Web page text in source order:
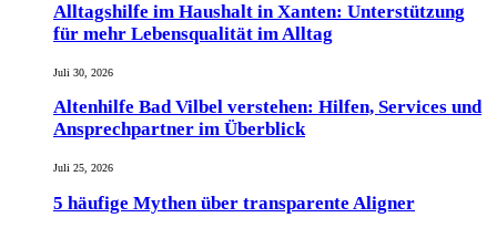
Alltagshilfe im Haushalt in Xanten: Unterstützung
für mehr Lebensqualität im Alltag
Juli 30, 2026
Altenhilfe Bad Vilbel verstehen: Hilfen, Services und
Ansprechpartner im Überblick
Juli 25, 2026
5 häufige Mythen über transparente Aligner